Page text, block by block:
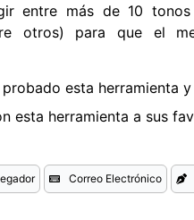
entre más de 10 tonos
otros) para que el
esta herramienta
esta herramienta a sus
Correo Electrónico